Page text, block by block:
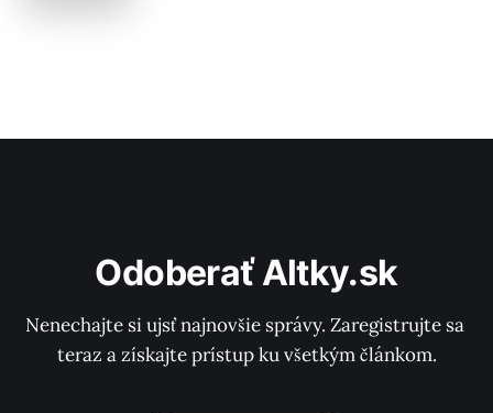
Odoberať Altky.sk
Nenechajte si ujsť najnovšie správy. Zaregistrujte sa
teraz a získajte prístup ku všetkým článkom.